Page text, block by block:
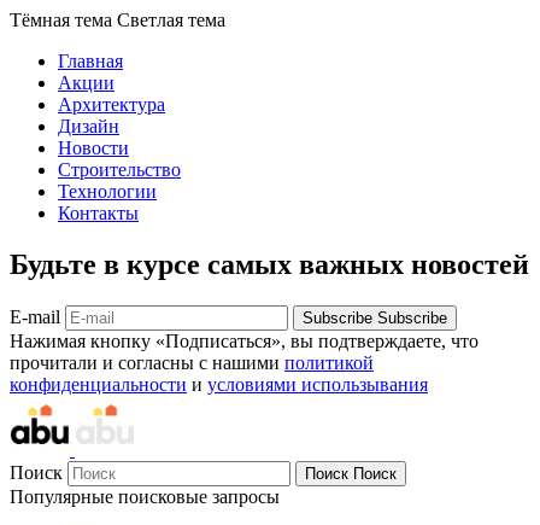
Тёмная тема Светлая тема
Главная
Акции
Архитектура
Дизайн
Новости
Строительство
Технологии
Контакты
Будьте в курсе самых важных новостей
E-mail Subscribe Subscribe
Нажимая кнопку «Подписаться», вы подтверждаете, что
прочитали и согласны с нашими политикой
конфиденциальности и условиями использывания
Поиск Поиск Поиск
Популярные поисковые запросы